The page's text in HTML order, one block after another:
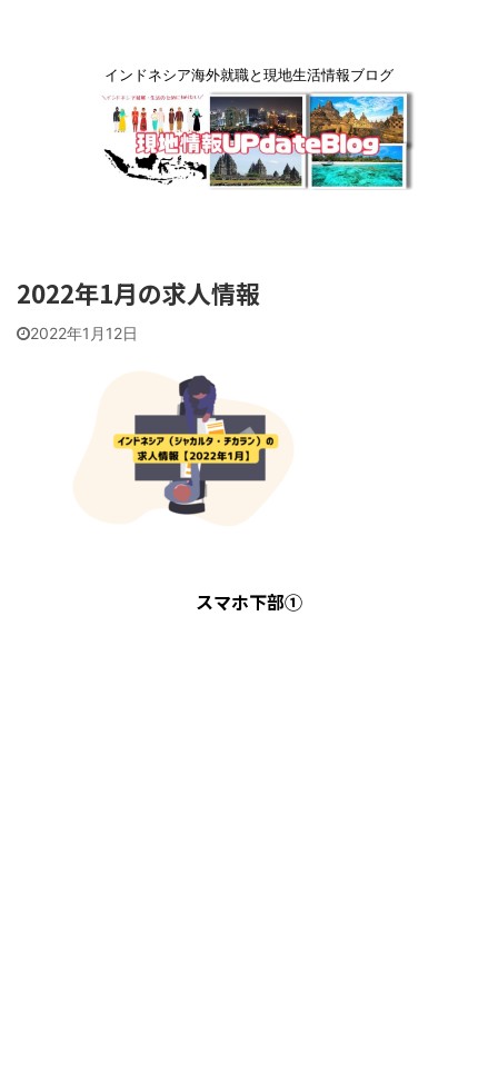
インドネシア海外就職と現地生活情報ブログ
2022年1月の求人情報
2022年1月12日
スマホ下部①